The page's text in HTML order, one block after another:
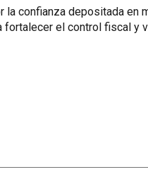
la confianza depositada
el control fiscal